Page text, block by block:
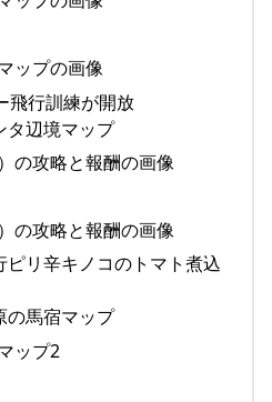
飛行訓練が開放
タ辺境マップ
リ辛キノコのトマト煮込
の馬宿マップ